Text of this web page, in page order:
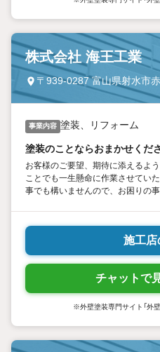
株式会社 海王工業
〒939-0287 富山県射水市
事業内容 塗装、リフォーム
塗装のことならおまかせくだ
お客様のご要望、期待に添えるよ
ことでも一生懸命に作業させてい
事でも構いませんので、お困りの
施工店
チャットで
※外壁塗装専門サイト「外